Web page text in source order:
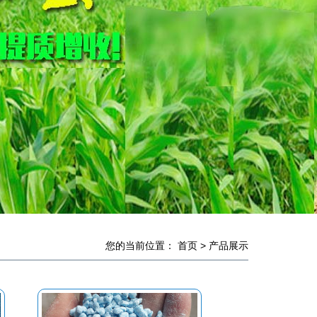
您的当前位置： 首页 > 产品展示